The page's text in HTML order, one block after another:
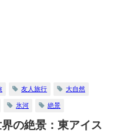
友人旅行 大自然
氷河 絶景
の絶景：東アイス